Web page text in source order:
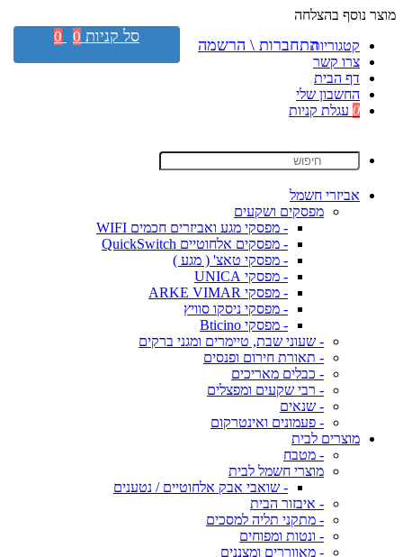
מוצר נוסף בהצלחה
קטגוריות
צרו קשר
דף הבית
החשבון שלי
0 עגלת קניות
אביזרי חשמל
מפסקים ושקעים
- מפסקי מגע ואביזרים חכמים WIFI
- מפסקים אלחוטיים QuickSwitch
- מפסקי טאצ' ( מגע )
- מפסקי UNICA
- מפסקי ARKE VIMAR
- מפסקי ניסקו סוויץ
- מפסקי Bticino
- שעוני שבת, טיימרים ומגני ברקים
- תאורת חירום ופנסים
- כבלים מאריכים
- רבי שקעים ומפצלים
- שנאים
- פעמונים ואינטרקום
מוצרים לבית
- מטבח
מוצרי חשמל לבית
- שואבי אבק אלחוטיים / נטענים
- איבזור הבית
- מתקני תליה למסכים
- ונטות ומפוחים
- מאווררים ומצננים
התחברות \ הרשמה סל קניות 0
0